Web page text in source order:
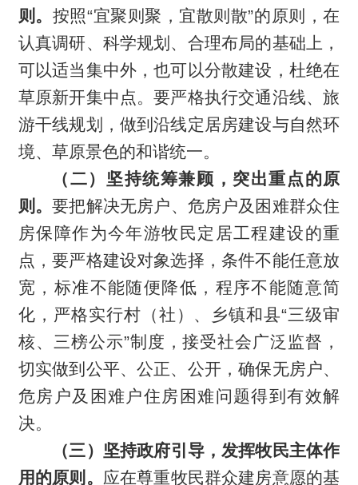
则。 按照“宜聚则聚，宜散则散”的原则，在
认真调研、科学规划、合理布局的基础上，
可以适当集中外，也可以分散建设，杜绝在
草原新开集中点。要严格执行交通沿线、旅
游干线规划，做到沿线定居房建设与自然环
境、草原景色的和谐统一。
（二）坚持统筹兼顾，突出重点的原
则。要把解决无房户、危房户及困难群众住
房保障作为今年游牧民定居工程建设的重
点，要严格建设对象选择，条件不能任意放
宽，标准不能随便降低，程序不能随意简
化，严格实行村（社）、乡镇和县“三级审
核、三榜公示”制度，接受社会广泛监督，
切实做到公平、公正、公开，确保无房户、
危房户及困难户住房困难问题得到有效解
决。
（三）坚持政府引导，发挥牧民主体作
用的原则。 应在尊重牧民群众建房意愿的基